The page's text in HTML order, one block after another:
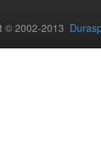
© 2002-2013